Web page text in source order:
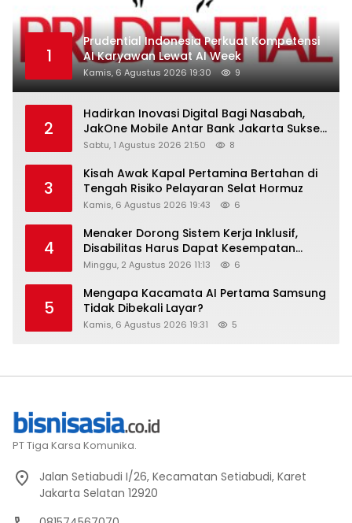
1
Prudential Indonesia Perkuat Kompetensi
AI Karyawan Lewat AI Week
Kamis, 6 Agustus 2026 19:30 9
2
Hadirkan Inovasi Digital Bagi Nasabah,
JakOne Mobile Antar Bank Jakarta Sukses
Raih Digital Excellence Awards 2026
Sabtu, 1 Agustus 2026 21:50 8
3
Kisah Awak Kapal Pertamina Bertahan di
Tengah Risiko Pelayaran Selat Hormuz
Kamis, 6 Agustus 2026 19:43 6
4
Menaker Dorong Sistem Kerja Inklusif,
Disabilitas Harus Dapat Kesempatan
Setara
Minggu, 2 Agustus 2026 11:13 6
5
Mengapa Kacamata AI Pertama Samsung
Tidak Dibekali Layar?
Kamis, 6 Agustus 2026 19:31 5
PT Tiga Karsa Komunika.
Jalan Setiabudi I/26, Kecamatan Setiabudi, Karet
Jakarta Selatan 12920